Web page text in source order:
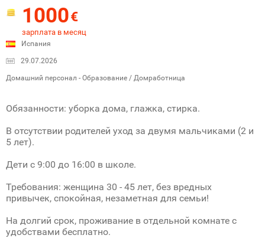
1000€
зарплата в месяц
Испания
29.07.2026
Домашний персонал - Образование / Домработница
Обязанности: уборка дома, глажка, стирка.
В отсутствии родителей уход за двумя мальчиками (2 и
5 лет).
Дети с 9:00 до 16:00 в школе.
Требования: женщина 30 - 45 лет, без вредных
привычек, спокойная, незаметная для семьи!
На долгий срок, проживание в отдельной комнате с
удобствами бесплатно.